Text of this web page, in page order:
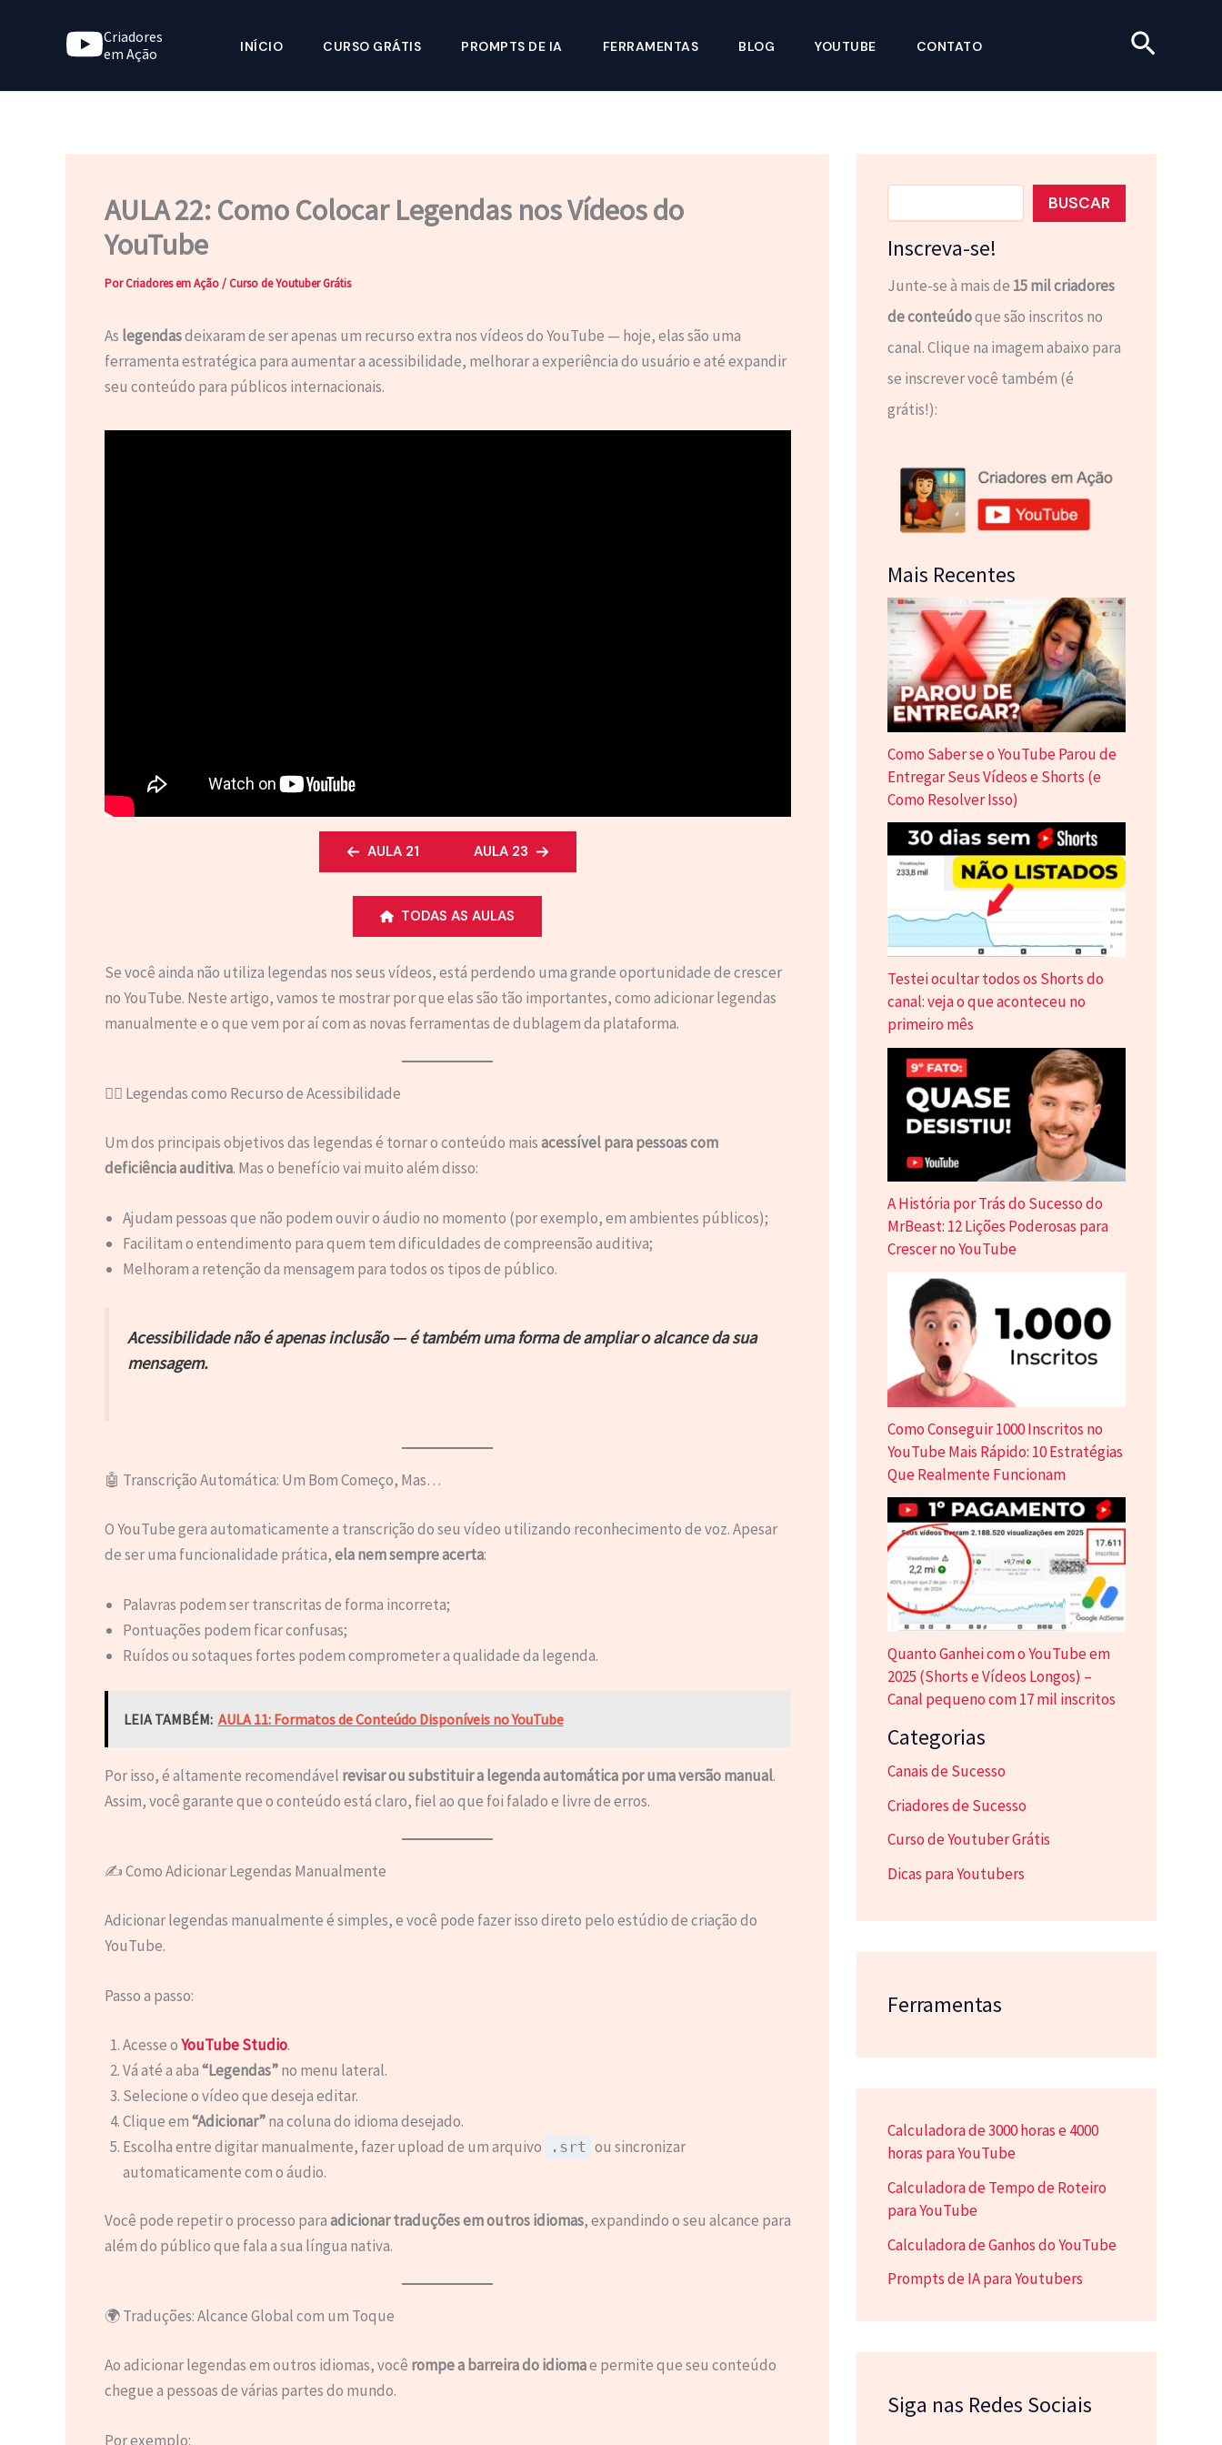
conteúdo
Criadores
em Ação
INÍCIO CURSO GRÁTIS PROMPTS DE IA FERRAMENTAS BLOG YOUTUBE CONTATO
AULA 22: Como Colocar Legendas nos Vídeos do
YouTube
PorCriadores em Ação/Curso de Youtuber Grátis
As legendasdeixaram de ser apenas um recurso extra nos vídeos do YouTube — hoje, elas são uma
ferramenta estratégica para aumentar a acessibilidade, melhorar a experiência do usuário e até expandir
seu conteúdo para públicos internacionais.
AULA 21 AULA 23
TODAS AS AULAS
Se você ainda não utiliza legendas nos seus vídeos, está perdendo uma grande oportunidade de crescer
no YouTube. Neste artigo, vamos te mostrar por que elas são tão importantes, como adicionar legendas
manualmente e o que vem por aí com as novas ferramentas de dublagem da plataforma.
🧏‍♂️ Legendas como Recurso de Acessibilidade
Um dos principais objetivos das legendas é tornar o conteúdo maisacessível para pessoas com
deficiência auditiva. Mas o benefício vai muito além disso:
Ajudam pessoas que não podem ouvir o áudio no momento (por exemplo, em ambientes públicos);
Facilitam o entendimento para quem tem dificuldades de compreensão auditiva;
Melhoram a retenção da mensagem para todos os tipos de público.
Acessibilidade não é apenas inclusão — é também uma forma de ampliar o alcance da sua
mensagem.
🤖 Transcrição Automática: Um Bom Começo, Mas…
O YouTube gera automaticamente a transcrição do seu vídeo utilizando reconhecimento de voz. Apesar
de ser uma funcionalidade prática,ela nem sempre acerta:
Palavras podem ser transcritas de forma incorreta;
Pontuações podem ficar confusas;
Ruídos ou sotaques fortes podem comprometer a qualidade da legenda.
LEIA TAMBÉM: AULA 11: Formatos de Conteúdo Disponíveis no YouTube
Por isso, é altamente recomendável revisar ou substituir a legenda automática por uma versão manual.
Assim, você garante que o conteúdo está claro, fiel ao que foi falado e livre de erros.
✍️ Como Adicionar Legendas Manualmente
Adicionar legendas manualmente é simples, e você pode fazer isso direto pelo estúdio de criação do
YouTube.
Passo a passo:
Acesse oYouTube Studio.
Vá até a aba“Legendas”no menu lateral.
Selecione o vídeo que deseja editar.
Clique em“Adicionar”na coluna do idioma desejado.
Escolha entre digitar manualmente, fazer upload de um arquivo
.srt ou sincronizar
automaticamente com o áudio.
Você pode repetir o processo paraadicionar traduções em outros idiomas, expandindo o seu alcance para
além do público que fala a sua língua nativa.
🌍 Traduções: Alcance Global com um Toque
Ao adicionar legendas em outros idiomas, você rompe a barreira do idiomae permite que seu conteúdo
chegue a pessoas de várias partes do mundo.
Por exemplo:
Pesquisar BUSCAR
Inscreva-se!
Junte-se à mais de 15 mil criadores
de conteúdoque são inscritos no
canal. Clique na imagem abaixo para
se inscrever você também (é
grátis!):
Mais Recentes
Como Saber se o YouTube Parou de
Entregar Seus Vídeos e Shorts (e
Como Resolver Isso)
Testei ocultar todos os Shorts do
canal: veja o que aconteceu no
primeiro mês
A História por Trás do Sucesso do
MrBeast: 12 Lições Poderosas para
Crescer no YouTube
Como Conseguir 1000 Inscritos no
YouTube Mais Rápido: 10 Estratégias
Que Realmente Funcionam
Quanto Ganhei com o YouTube em
2025 (Shorts e Vídeos Longos) –
Canal pequeno com 17 mil inscritos
Categorias
Canais de Sucesso
Criadores de Sucesso
Curso de Youtuber Grátis
Dicas para Youtubers
Ferramentas
Calculadora de 3000 horas e 4000
horas para YouTube
Calculadora de Tempo de Roteiro
para YouTube
Calculadora de Ganhos do YouTube
Prompts de IA para Youtubers
Siga nas Redes Sociais